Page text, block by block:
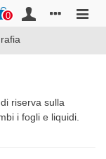
0
riserva sulla
i fogli e liquidi.